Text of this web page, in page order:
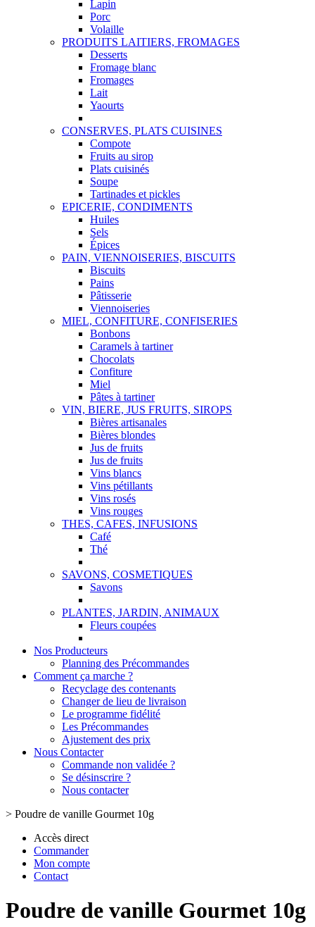
Lapin
Porc
Volaille
PRODUITS LAITIERS, FROMAGES
Desserts
Fromage blanc
Fromages
Lait
Yaourts
CONSERVES, PLATS CUISINES
Compote
Fruits au sirop
Plats cuisinés
Soupe
Tartinades et pickles
EPICERIE, CONDIMENTS
Huiles
Sels
Épices
PAIN, VIENNOISERIES, BISCUITS
Biscuits
Pains
Pâtisserie
Viennoiseries
MIEL, CONFITURE, CONFISERIES
Bonbons
Caramels à tartiner
Chocolats
Confiture
Miel
Pâtes à tartiner
VIN, BIERE, JUS FRUITS, SIROPS
Bières artisanales
Bières blondes
Jus de fruits
Jus de fruits
Vins blancs
Vins pétillants
Vins rosés
Vins rouges
THES, CAFES, INFUSIONS
Café
Thé
SAVONS, COSMETIQUES
Savons
PLANTES, JARDIN, ANIMAUX
Fleurs coupées
Nos Producteurs
Planning des Précommandes
Comment ça marche ?
Recyclage des contenants
Changer de lieu de livraison
Le programme fidélité
Les Précommandes
Ajustement des prix
Nous Contacter
Commande non validée ?
Se désinscrire ?
Nous contacter
> Poudre de vanille Gourmet 10g
Accès direct
Commander
Mon compte
Contact
Poudre de vanille Gourmet 10g